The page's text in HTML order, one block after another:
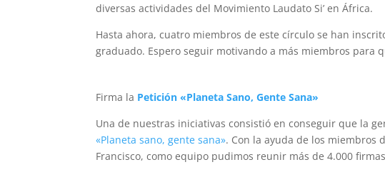
diversas actividades del Movimiento Laudato Si’ en África.
Hasta ahora, cuatro miembros de este círculo se han
graduado. Espero seguir motivando a más miembros para
Firma la Petición «Planeta Sano, Gente Sana»
Una de nuestras iniciativas consistió en conseguir que la
«Planeta sano, gente sana». Con la ayuda de los miembros
Francisco, como equipo pudimos reunir más de 4.000